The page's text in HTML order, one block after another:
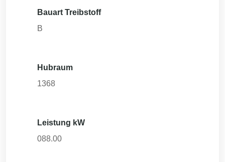
Bauart Treibstoff
B
Hubraum
1368
Leistung kW
088.00